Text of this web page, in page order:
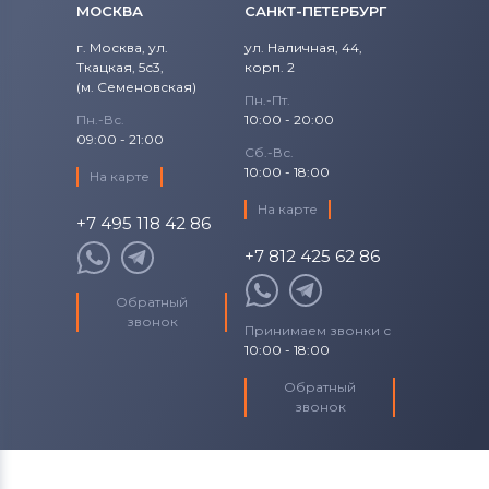
Все бренды
Аккумуляторы для шуруповертов
Makita
Аккумуляторы для шуруповертов
Аккумуляторы для шуруповертов
Panasonic
Аккумуляторы для шуруповертов
DC385K
DC385KB
DC385KL
DC385N
DC390
DC390K
МОСКВА
г. Москва, ул.
Ткацкая, 5с3,
(м. Семеновская)
Пн.-Вс.
09:00 - 21:00
На карте
+7 495 118 42 86
Обратный
звонок
САНКТ-ПЕТЕРБУРГ
ул. Наличная, 44,
корп. 2
Пн.-Пт.
10:00 - 20:00
Сб.-Вс.
10:00 - 18:00
На карте
+7 812 425 62 86
Принимаем звонки с
10:00 - 18:00
Обратный
звонок